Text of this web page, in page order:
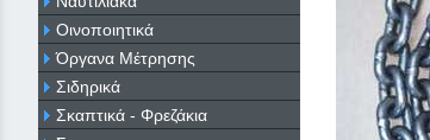
Οινοποιητικά
Όργανα Μέτρησης
Σιδηρικά
Σκαπτικά - Φρεζάκια